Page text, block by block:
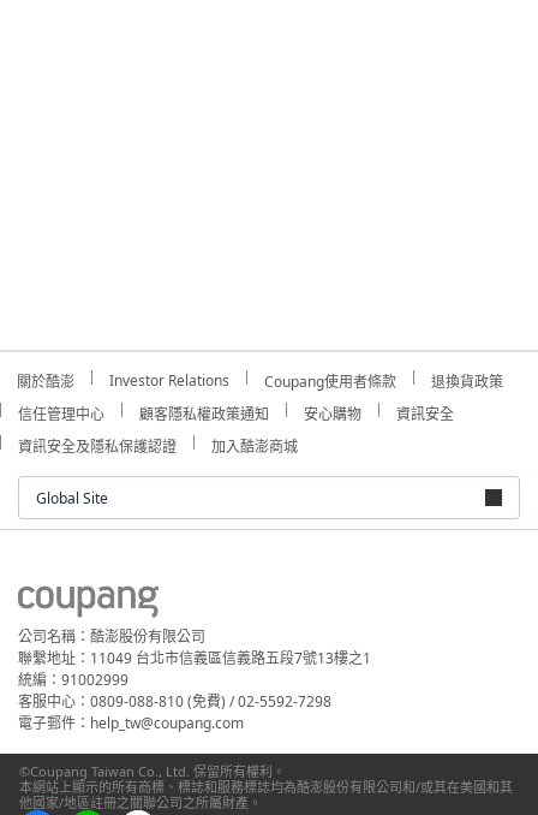
關於酷澎 Investor Relations Coupang使用者條款
退換貨政策
信任管理中心
顧客隱私權政策通知 安心購物
資訊安全
資訊安全及隱私保護認證
加入酷澎商城
Global Site
公司名稱：酷澎股份有限公司
聯繫地址：11049 台北市信義區信義路五段7號13樓之1
統編：91002999
客服中心：0809-088-810 (免費) / 02-5592-7298
電子郵件：help_tw@coupang.com
©Coupang Taiwan Co., Ltd. 保留所有權利。
本網站上顯示的所有商標、標誌和服務標誌均為酷澎股份有限公司和/或其在美國和其
他國家/地區註冊之關聯公司之所屬財產。